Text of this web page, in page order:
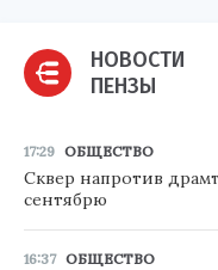
НОВОСТИ
ПЕНЗЫ
17:29 ОБЩЕСТВО
Сквер напротив
сентябрю
16:37 ОБЩЕСТВО